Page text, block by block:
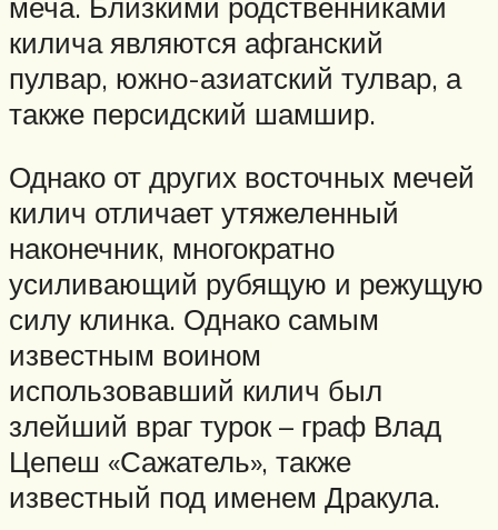
килича являются афганский
пулвар, южно-азиатский тулвар, а
также персидский шамшир.
Однако от других восточных мечей
килич отличает утяжеленный
наконечник, многократно
усиливающий рубящую и режущую
силу клинка. Однако самым
известным воином
использовавший килич был
злейший враг турок – граф Влад
Цепеш «Сажатель», также
известный под именем Дракула.